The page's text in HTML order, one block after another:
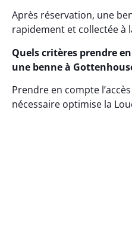
Après réservation, une
rapidement et collectée à
Quels critères prendre
une benne à
Prendre en compte
nécessaire optimise la